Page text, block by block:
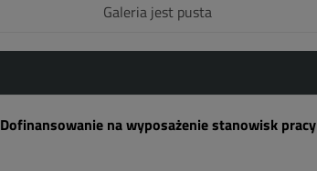
Galeria jest pusta
Dofinansowanie na wyposażenie stanowisk pracy